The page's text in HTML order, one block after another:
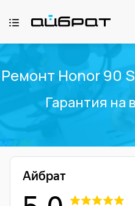
Ремонт Honor 90
Гарантия на